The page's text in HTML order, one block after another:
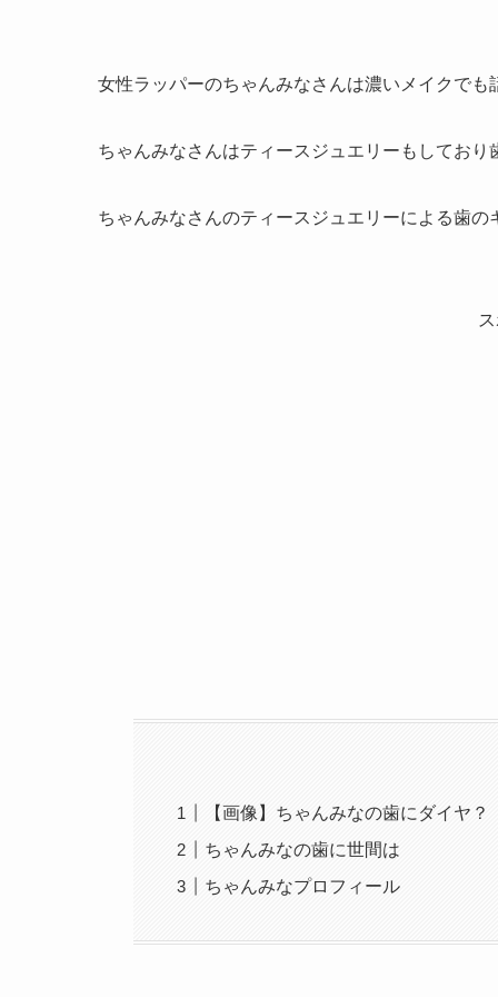
女性ラッパーのちゃんみなさんは濃いメイクでも
ちゃんみなさんはティースジュエリーもしてお
ちゃんみなさんのティースジュエリーによる歯
【画像】ちゃんみなの歯にダイヤ？
ちゃんみなの歯に世間は
ちゃんみなプロフィール